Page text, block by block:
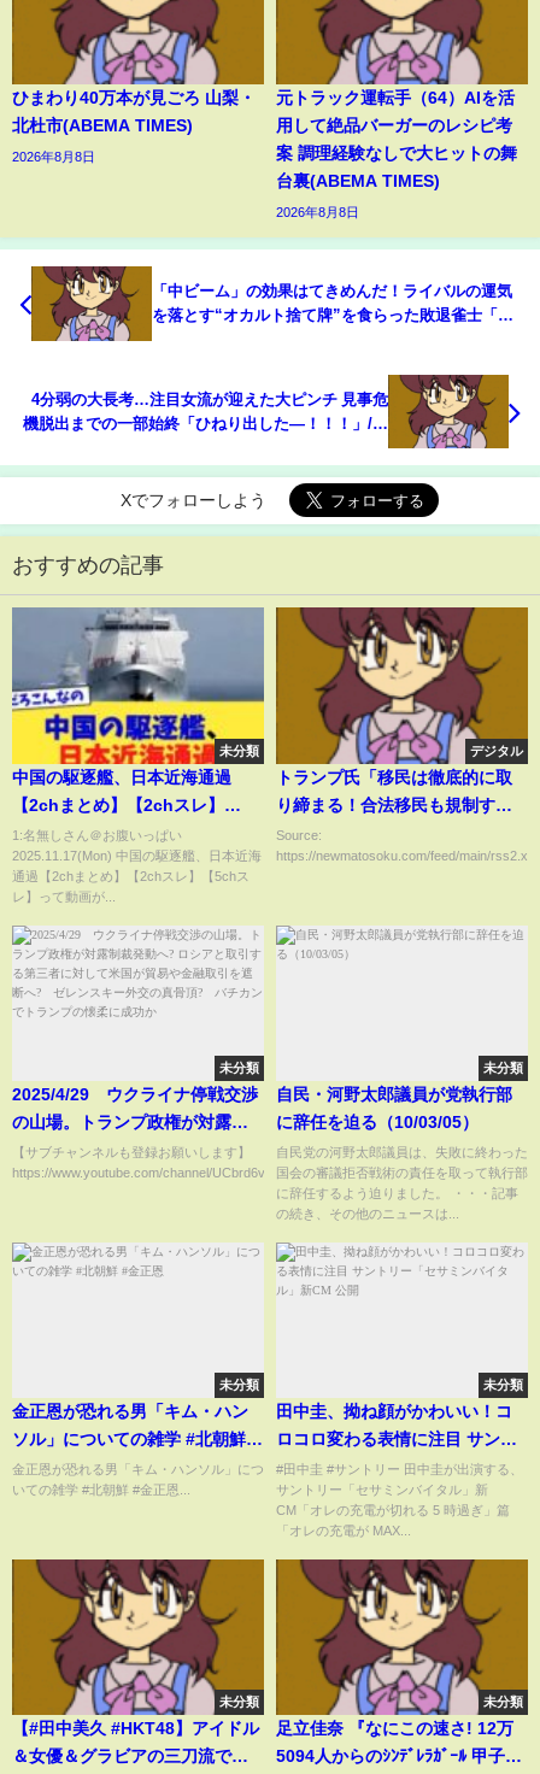
ひまわり40万本が見ごろ 山梨・
北杜市(ABEMA TIMES)
2026年8月8日
元トラック運転手（64）AIを活
用して絶品バーガーのレシピ考
案 調理経験なしで大ヒットの舞
台裏(ABEMA TIMES)
2026年8月8日
「中ビーム」の効果はてきめんだ！ライバルの運気
を落とす“オカルト捨て牌”を食らった敗退雀士「あ
4分弱の大長考…注目女流が迎えた大ピンチ 見事危
機脱出までの一部始終「ひねり出した―！！！」/麻
Xでフォローしよう
おすすめの記事
未分類
中国の駆逐艦、日本近海通過
【2chまとめ】【2chスレ】
【5chスレ】
1:名無しさん＠お腹いっぱい
2025.11.17(Mon) 中国の駆逐艦、日本近海
通過【2chまとめ】【2chスレ】【5chス
レ】って動画が...
デジタル
トランプ氏「移民は徹底的に取
り締まる！合法移民も規制す
る！」→一方、日本
は・・・・・・
Source:
https://newmatosoku.com/feed/main/
未分類
2025/4/29 ウクライナ停戦交渉
の山場。トランプ政権が対露制
裁発動へ? ロシアと取引する第三
者に対して米国が貿易や金融取
の懐柔に成功か
【サブチャンネルも登録お願いします】
https://www.youtube.com/channel/UCbrd6vLcjKgw5426At...
未分類
自民・河野太郎議員が党執行部
に辞任を迫る（10/03/05）
自民党の河野太郎議員は、失敗に終わった
国会の審議拒否戦術の責任を取って執行部
に辞任するよう迫りました。 ・・・記事
の続き、その他のニュースは...
未分類
金正恩が恐れる男「キム・ハン
ソル」についての雑学 #北朝鮮 #
金正恩
金正恩が恐れる男「キム・ハンソル」につ
いての雑学 #北朝鮮 #金正恩...
未分類
田中圭、拗ね顔がかわいい！コ
ロコロ変わる表情に注目 サント
リー「セサミンバイタル」新CM
公開
#田中圭 #サントリー 田中圭が出演する、
サントリー「セサミンバイタル」新
CM「オレの充電が切れる 5 時過ぎ」篇
「オレの充電が MAX...
未分類
【#田中美久 #HKT48】アイドル
＆女優＆グラビアの三刀流で活
未分類
足立佳奈 『なにこの速さ! 12万
5094人からのｼﾝﾃﾞﾚﾗｶﾞｰﾙ 甲子園